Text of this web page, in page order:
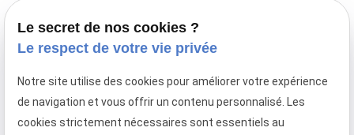
Avocat en droit de la famille à Paris,
le cabinet Maître Laurence MAYER intervient en
France et en droit familial international.
Le secret de nos cookies ?
Le respect de votre vie privée
Notre site utilise des cookies pour améliorer votre expérience
de navigation et vous offrir un contenu personnalisé. Les
cookies strictement nécessaires sont essentiels au